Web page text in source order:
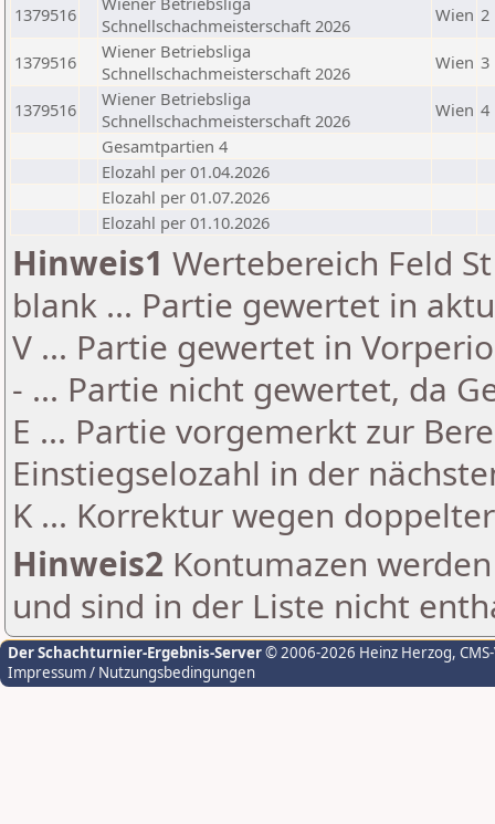
1379516
Schnellschachmeisterschaft 2026
Wien 2
1379516
Wiener Betriebsliga
Schnellschachmeisterschaft 2026
Wien 3
1379516
Wiener Betriebsliga
Schnellschachmeisterschaft 2026
Wien 4
Gesamtpartien 4
Elozahl per 01.04.2026
Elozahl per 01.07.2026
Elozahl per 01.10.2026
Hinweis1 Wertebereich Feld
blank ... Partie gewertet in
V ... Partie gewertet in
- ... Partie nicht gewertet, da
E ... Partie vorgemerkt zur
Einstiegselozahl in der
K ... Korrektur wegen
Hinweis2 Kontumazen
und sind in der Liste nicht
Der Schachturnier-Ergebnis-Server© 2006-2026 Heinz Herzog,
Impressum / Nutzungsbedingungen